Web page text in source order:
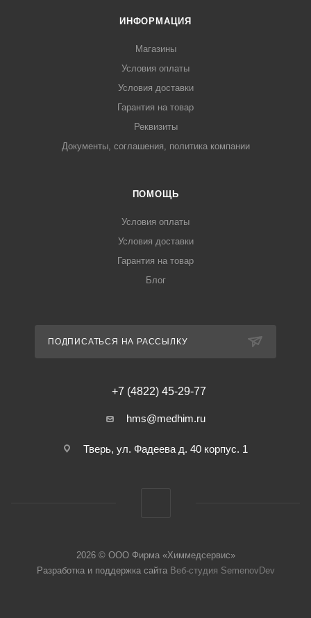
ИНФОРМАЦИЯ
Магазины
Условия оплаты
Условия доставки
Гарантия на товар
Реквизиты
Документы, соглашения, политика компании
ПОМОЩЬ
Условия оплаты
Условия доставки
Гарантия на товар
Блог
ПОДПИСАТЬСЯ НА РАССЫЛКУ
+7 (4822) 45-29-77
hms@medhim.ru
Тверь, ул. Фадеева д. 40 корпус. 1
2026 © ООО Фирма «Химмедсервис»
Разработка и поддержка сайта Веб-студия SemenovDev